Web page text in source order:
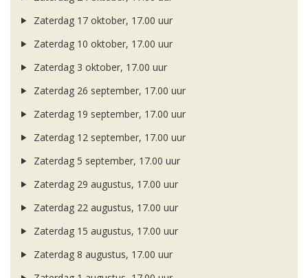
Zaterdag 17 oktober, 17.00 uur
Zaterdag 10 oktober, 17.00 uur
Zaterdag 3 oktober, 17.00 uur
Zaterdag 26 september, 17.00 uur
Zaterdag 19 september, 17.00 uur
Zaterdag 12 september, 17.00 uur
Zaterdag 5 september, 17.00 uur
Zaterdag 29 augustus, 17.00 uur
Zaterdag 22 augustus, 17.00 uur
Zaterdag 15 augustus, 17.00 uur
Zaterdag 8 augustus, 17.00 uur